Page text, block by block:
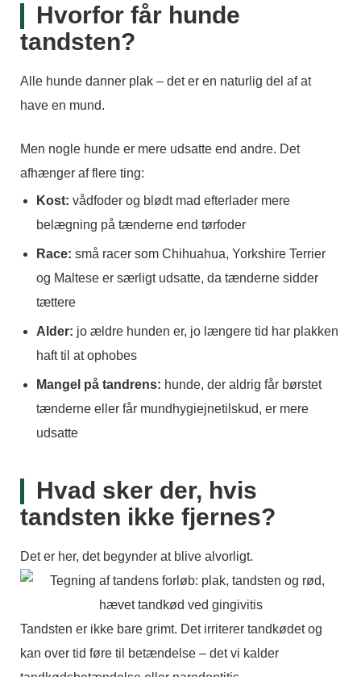
Hvorfor får hunde
tandsten?
Alle hunde danner plak – det er en naturlig del af at
have en mund.
Men nogle hunde er mere udsatte end andre. Det
afhænger af flere ting:
Kost: vådfoder og blødt mad efterlader mere
belægning på tænderne end tørfoder
Race: små racer som Chihuahua, Yorkshire Terrier
og Maltese er særligt udsatte, da tænderne sidder
tættere
Alder: jo ældre hunden er, jo længere tid har plakken
haft til at ophobes
Mangel på tandrens: hunde, der aldrig får børstet
tænderne eller får mundhygiejnetilskud, er mere
udsatte
Hvad sker der, hvis
tandsten ikke fjernes?
Det er her, det begynder at blive alvorligt.
Tandsten er ikke bare grimt. Det irriterer tandkødet og
kan over tid føre til betændelse – det vi kalder